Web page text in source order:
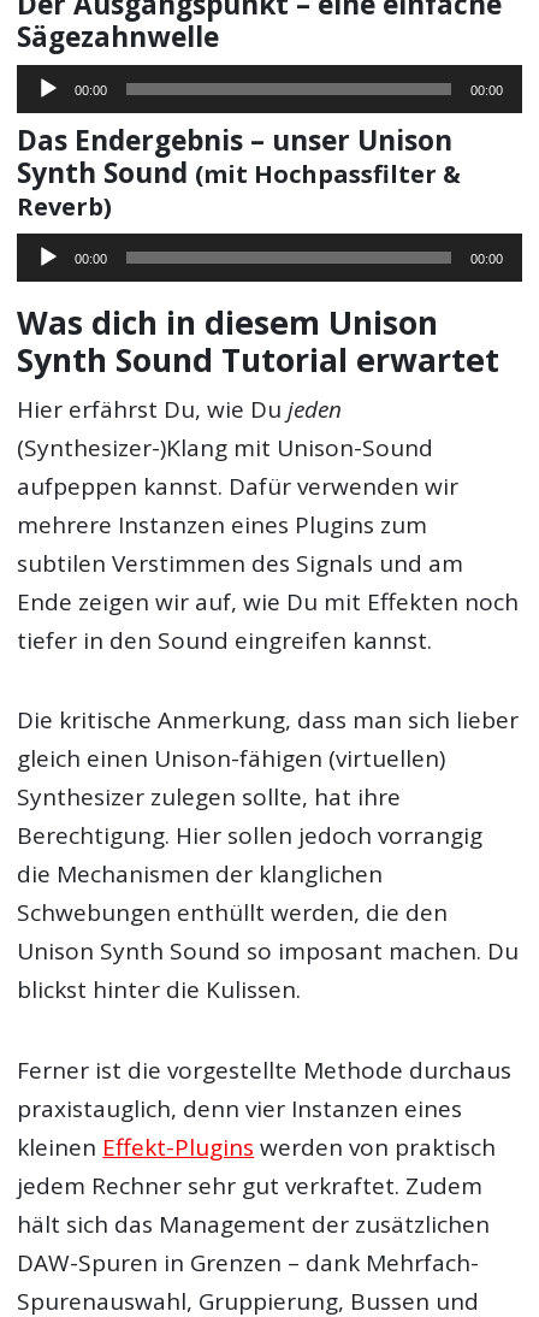
Sägezahnwelle
Audio-
Player
00:00 00:00
Das Endergebnis – unser Unison
Synth Sound (mit Hochpassfilter &
Reverb)
Audio-
Player
00:00 00:00
Was dich in diesem Unison
Synth Sound Tutorial erwartet
Hier erfährst Du, wie Dujeden
(Synthesizer-)Klang mit Unison-Sound
aufpeppen kannst. Dafür verwenden wir
mehrere Instanzen eines Plugins zum
subtilen Verstimmen des Signals und am
Ende zeigen wir auf, wie Du mit Effekten noch
tiefer in den Sound eingreifen kannst.
Die kritische Anmerkung, dass man sich lieber
gleich einen Unison-fähigen (virtuellen)
Synthesizer zulegen sollte, hat ihre
Berechtigung. Hier sollen jedoch vorrangig
die Mechanismen der klanglichen
Schwebungen enthüllt werden, die den
Unison Synth Sound so imposant machen. Du
blickst hinter die Kulissen.
Ferner ist die vorgestellte Methode durchaus
praxistauglich, denn vier Instanzen eines
kleinen Effekt-Plugins werden von praktisch
jedem Rechner sehr gut verkraftet. Zudem
hält sich das Management der zusätzlichen
DAW-Spuren in Grenzen – dank Mehrfach-
Spurenauswahl, Gruppierung, Bussen und